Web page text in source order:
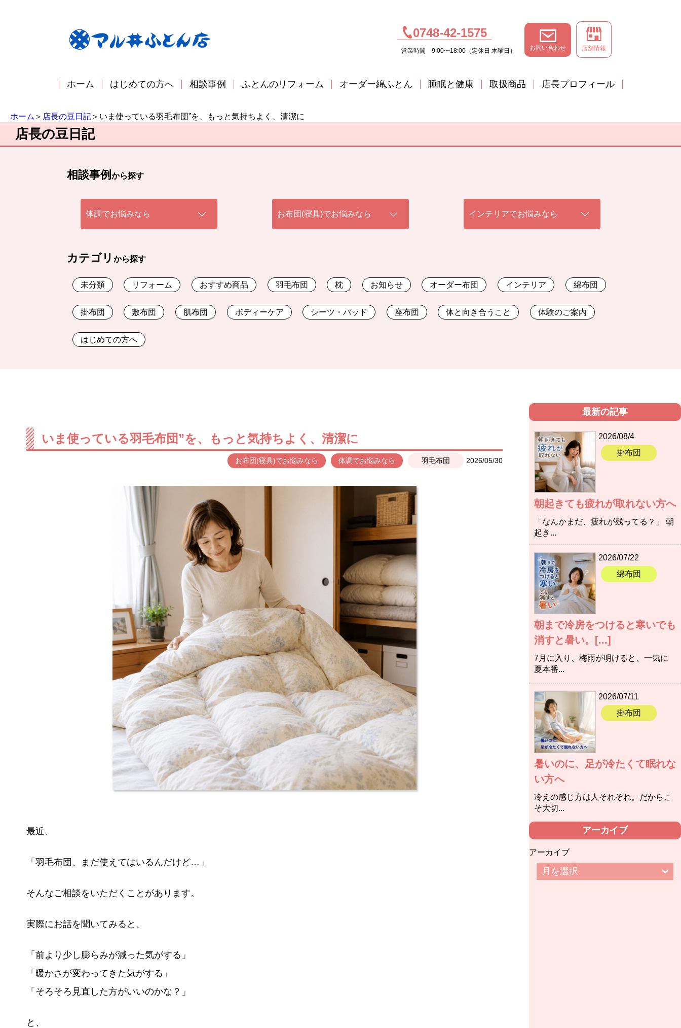
0748-42-1575
営業時間 9:00〜18:00（定休日 木曜日） お問い合わせ 店舗情報
ホーム はじめての方へ 相談事例 ふとんのリフォーム オーダー綿ふとん 睡眠と健康 取扱商品 店長プロフィール
ホーム ＞ 店長の豆日記 ＞いま使っている羽毛布団”を、もっと気持ちよく、清潔に
店長の豆日記
相談事例 から探す
体調でお悩みなら お布団(寝具)でお悩みなら インテリアでお悩みなら
カテゴリ から探す
未分類 リフォーム おすすめ商品 羽毛布団 枕 お知らせ オーダー布団 インテリア 綿布団
掛布団 敷布団 肌布団 ボディーケア シーツ・パッド 座布団 体と向き合うこと 体験のご案内
はじめての方へ
いま使っている羽毛布団”を、もっと気持ちよく、清潔に
お布団(寝具)でお悩みなら 体調でお悩みなら 羽毛布団 2026/05/30
最近、
「羽毛布団、まだ使えてはいるんだけど…」
そんなご相談をいただくことがあります。
実際にお話を聞いてみると、
「前より少し膨らみが減った気がする」
「暖かさが変わってきた気がする」
「そろそろ見直した方がいいのかな？」
と、
最新の記事
2026/08/4
掛布団
朝起きても疲れが取れない方へ
「なんかまだ、疲れが残ってる？」 朝
起き...
2026/07/22
綿布団
朝まで冷房をつけると寒いでも
消すと暑い。[...]
7月に入り、梅雨が明けると、一気に
夏本番...
2026/07/11
掛布団
暑いのに、足が冷たくて眠れな
い方へ
冷えの感じ方は人それぞれ。だからこ
そ大切...
アーカイブ
アーカイブ